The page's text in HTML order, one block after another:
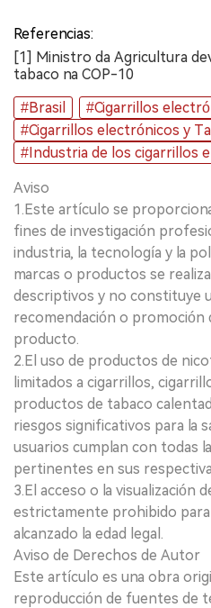
Referencias:
[1] Ministro da Agricultura
tabaco na COP-10
#Brasil
#Cigarrillos
#Cigarrillos electrónicos y
#Industria de los cigarrillos
Aviso
1.Este artículo se
fines de investigación
industria, la tecnología y la
marcas o productos se
descriptivos y no constituye
recomendación o promoción
producto.
2.El uso de productos de
limitados a cigarrillos,
productos de tabaco
riesgos significativos para la
usuarios cumplan con todas
pertinentes en sus
3.El acceso o la visualización
estrictamente prohibido
alcanzado la edad legal.
Aviso de Derechos de Autor
Este artículo es una obra
reproducción de fuentes de